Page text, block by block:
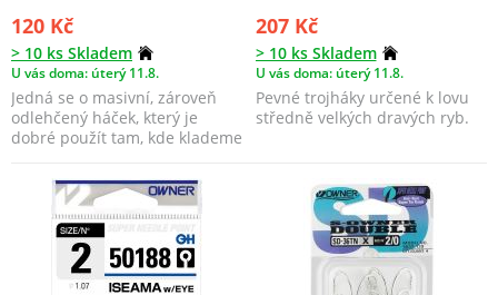
120 Kč
> 10 ks Skladem
U vás doma: úterý 11.8.
Jedná se o masivní, zároveň
odlehčený háček, který je
dobré použít tam, kde klademe
207 Kč
> 10 ks Skladem
U vás doma: úterý 11.8.
Pevné trojháky určené k lovu
středně velkých dravých ryb.